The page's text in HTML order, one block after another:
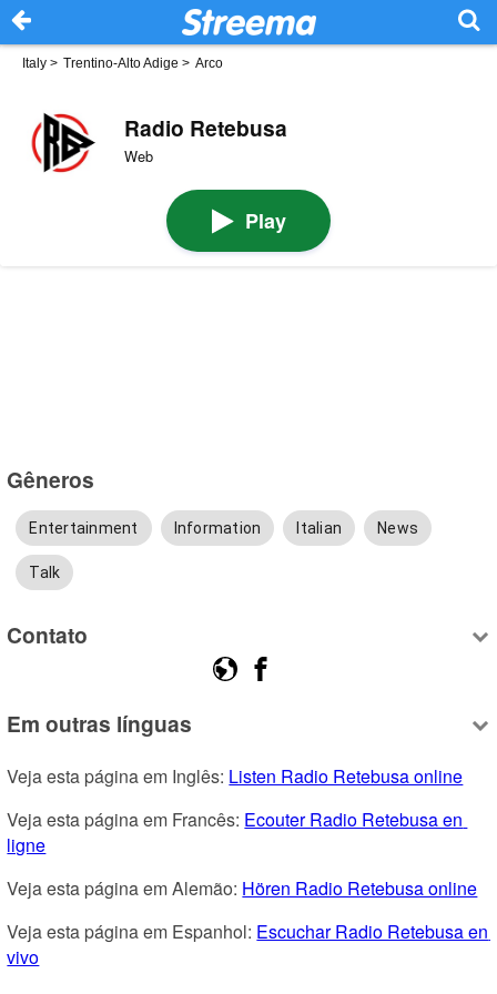
Italy > Trentino-Alto Adige > Arco
Radio Retebusa
Web
Play
Gêneros
Entertainment Information Italian News
Talk
Contato
Em outras línguas
Veja esta página em Inglês: Listen Radio Retebusa online
Veja esta página em Francês: Ecouter Radio Retebusa en
ligne
Veja esta página em Alemão: Hören Radio Retebusa online
Veja esta página em Espanhol: Escuchar Radio Retebusa en
vivo